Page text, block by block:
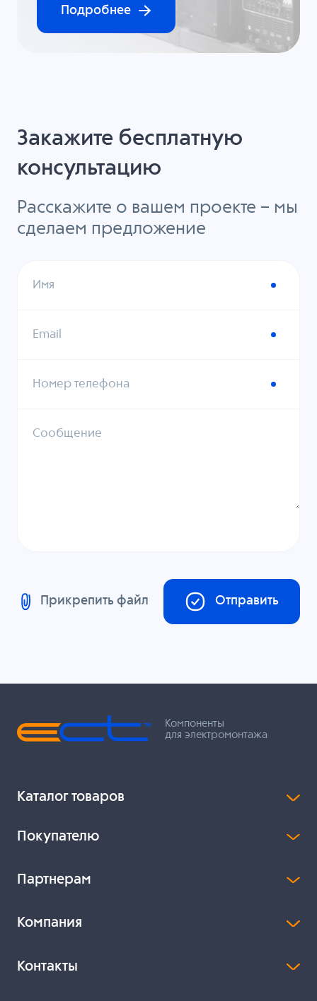
Подробнее
Закажите бесплатную
консультацию
Расскажите о вашем проекте – мы
сделаем предложение
Имя
Email
Номер телефона
Сообщение
Прикрепить файл Отправить
Компоненты
для электромонтажа
Каталог товаров
Покупателю
Партнерам
Компания
Контакты